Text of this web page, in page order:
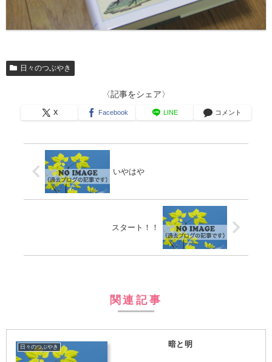
日々のつぶやき
〈記事をシェア〉
X Facebook LINE コメント
いやはや
スタート！！
関連記事
日々のつぶやき 暗と明